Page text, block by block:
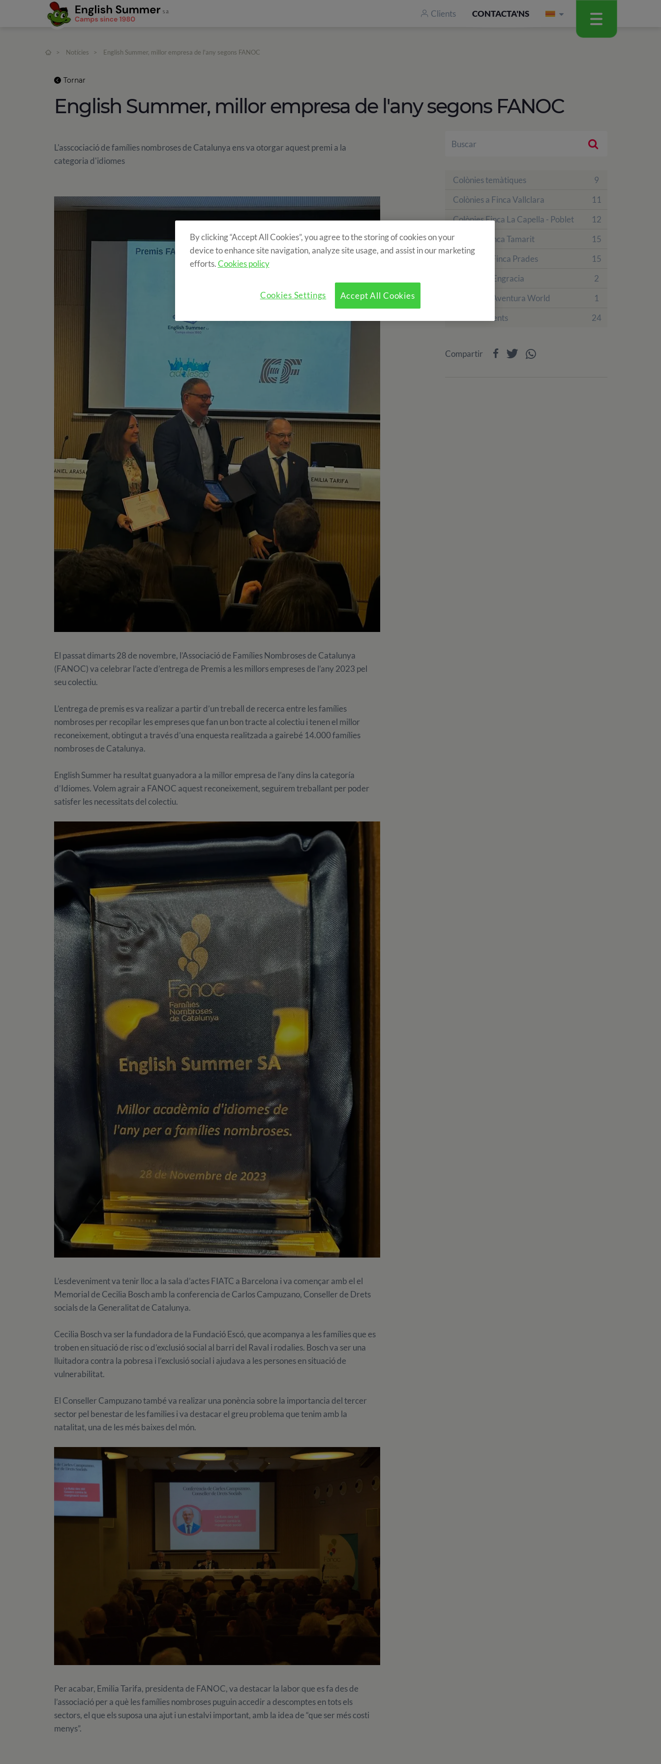
Clients CONTACTA'NS
> Notícies > English Summer, millor empresa de l'any segons FANOC
Tornar
English Summer, millor empresa de l'any segons FANOC
L'asscociació de famílies nombroses de Catalunya ens va otorgar aquest premi a la
categoria d'idiomes
El passat dimarts 28 de novembre, l’Associació de Famílies Nombroses de Catalunya
(FANOC) va celebrar l’acte d’entrega de Premis a les millors empreses de l’any 2023 pel
seu colectiu.
L’entrega de premis es va realizar a partir d’un treball de recerca entre les famílies
nombroses per recopilar les empreses que fan un bon tracte al colectiu i tenen el millor
reconeixement, obtingut a través d’una enquesta realitzada a gairebé 14.000 famílies
nombroses de Catalunya.
English Summer ha resultat guanyadora a la millor empresa de l’any dins la categoría
d’Idiomes. Volem agrair a FANOC aquest reconeixement, seguirem treballant per poder
satisfer les necessitats del colectiu.
L’esdeveniment va tenir lloc a la sala d’actes FIATC a Barcelona i va començar amb el el
Memorial de Cecilia Bosch amb la conferencia de Carlos Campuzano, Conseller de Drets
socials de la Generalitat de Catalunya.
Cecilia Bosch va ser la fundadora de la Fundació Escó, que acompanya a les famílies que es
troben en situació de risc o d’exclusió social al barri del Raval i rodalies. Bosch va ser una
lluitadora contra la pobresa i l’exclusió social i ajudava a les persones en situació de
vulnerabilitat.
El Conseller Campuzano també va realizar una ponència sobre la importancia del tercer
sector pel benestar de les families i va destacar el greu problema que tenim amb la
natalitat, una de les més baixes del món.
Per acabar, Emilia Tarifa, presidenta de FANOC, va destacar la labor que es fa des de
l’associació per a què les famílies nombroses puguin accedir a descomptes en tots els
sectors, el que els suposa una ajut i un estalvi important, amb la idea de “que ser més costi
menys”.
Colònies temàtiques
9
Colònies a Finca Vallclara
11
Colònies Finca La Capella - Poblet
12
Colònies Finca Tamarit
15
Colònies a Finca Prades
15
Hotel Villa Engracia
2
Sobre PortAventura World
1
Esdeveniments
24
Compartir
By clicking “Accept All Cookies”, you agree to the storing of cookies on your
device to enhance site navigation, analyze site usage, and assist in our marketing
efforts.Cookies policy
Accept All Cookies
Cookies Settings